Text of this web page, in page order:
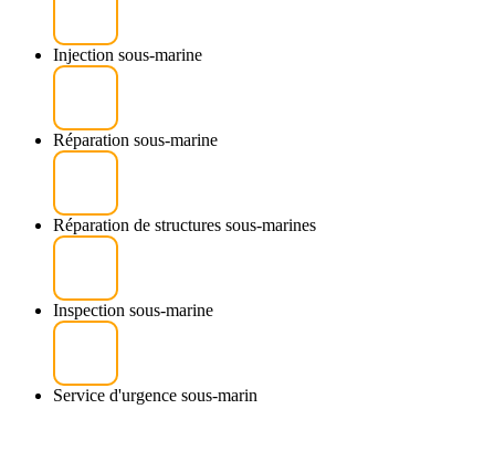
Injection sous-marine
Réparation sous-marine
Réparation de structures sous-marines
Inspection sous-marine
Service d'urgence sous-marin